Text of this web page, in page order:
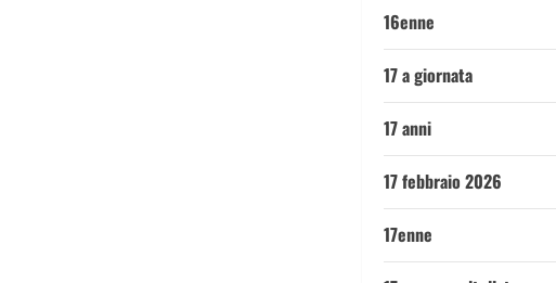
16enne
17 a giornata
17 anni
17 febbraio 2026
17enne